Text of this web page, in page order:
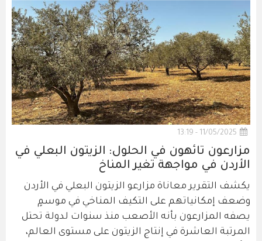
11/05/2025 - 13:19
مزارعون تائهون في الحلول: الزيتون البعلي في
الأردن في مواجهة تغير المناخ
يكشف التقرير معاناة مزارعو الزيتون البعلي في الأردن
وضعف إمكانياتهم على التكيف المناخي في موسمٍ
يصفه المزارعون بأنه الأصعب منذ سنوات لدولة تحتل
المرتبة العاشرة في إنتاج الزيتون على مستوى العالم،